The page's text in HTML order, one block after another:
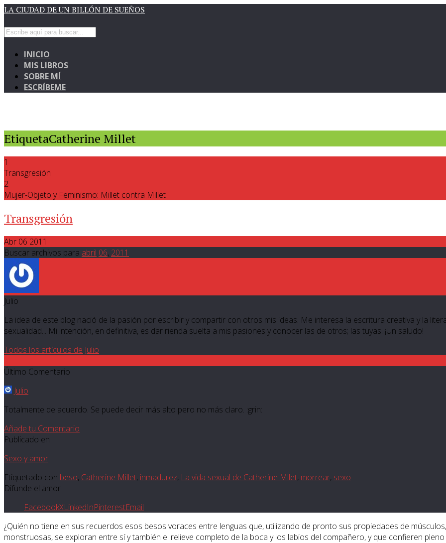
LA CIUDAD DE UN BILLÓN DE SUEÑOS
INICIO
MIS LIBROS
SOBRE MÍ
ESCRÍBEME
EtiquetaCatherine Millet
1
Transgresión
2
Mujer-Objeto y Feminismo: Millet contra Millet
Transgresión
Abr 06 2011
Buscar archivos para abril 06, 2011
Julio
La idea de este blog nació de la pasión por escribir y compartir con otros mis ideas. Me interesa la escritura creativa y la
sexualidad... Mi intención, en definitiva, es dar rienda suelta a mis pasiones y conocer las de otros; las tuyas. ¡Un saludo!
Todos los artículos de Julio
Último Comentario
Julio
Totalmente de acuerdo. Se puede decir más alto pero no más claro. :grin:
Añade tu Comentario
Publicado en
Sexo y amor
Etiquetado con beso, Catherine Millet, inmadurez, La vida sexual de Catherine Mllet, morrear, sexo
Difunde el amor
FacebookXLinkedInPinterestEmail
¿Quién no tiene en sus recuerdos esos besos voraces entre lenguas que, utilizando de pronto sus propiedades de
monstruosas, se exploran entre sí y también el relieve completo de la boca y los labios del compañero, y que confieren